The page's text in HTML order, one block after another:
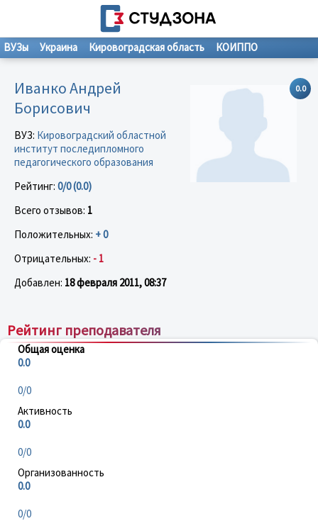
ВУЗы Украина Кировоградская область КОИППО
0.0
Иванко Андрей
Борисович
ВУЗ: Кировоградский областной
институт последипломного
педагогического образования
Рейтинг: 0/0 (0.0)
Всего отзывов: 1
Положительных: + 0
Отрицательных: - 1
Добавлен: 18 февраля 2011, 08:37
Рейтинг преподавателя
Общая оценка
0.0
0/0
Активность
0.0
0/0
Организованность
0.0
0/0